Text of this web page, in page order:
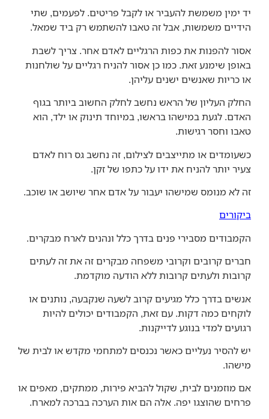
יד ימין משמשת להעביר או לקבל פריטים. לפעמים, שתי
הידיים משמשות, אבל זה טאבו להשתמש רק ביד שמאל.
אסור להפנות את כפות הרגליים לאדם אחר. צריך לשבת
באופן שימנע זאת. כמו כן אסור להניח רגליים על שולחנות
או כריות שאנשים ישנים עליהן.
החלק העליון של הראש נחשב לחלק החשוב ביותר בגוף
האדם. לגעת במישהו בראשו, במיוחד תינוק או ילד, הוא
טאבו וחסר רגישות.
כשעומדים או מתייצבים לצילום, זה נחשב גס רוח לאדם
צעיר יותר להניח את ידו על כתפו של זקן.
זה לא מנומס שמישהו יעבור על אדם אחר שיושב או שוכב.
ביקורים
הקמבודים מסבירי פנים בדרך כלל ונהנים לארח מבקרים.
חברים קרובים וקרובי משפחה מבקרים זה את זה לעתים
קרובות ולעתים קרובות ללא הודעה מוקדמת.
אנשים בדרך כלל מגיעים קרוב לשעה שנקבעה, נותנים או
לוקחים כמה דקות. עם זאת, הקמבודים יכולים להיות
רגועים למדי בנוגע לדייקנות.
יש להסיר נעליים כאשר נכנסים למתחמי מקדש או לבית של
מישהו.
אם מוזמנים לבית, שקול להביא פירות, ממתקים, מאפים או
פרחים שהוצגו יפה. אלה הם אות הערכה בברכה למארח.